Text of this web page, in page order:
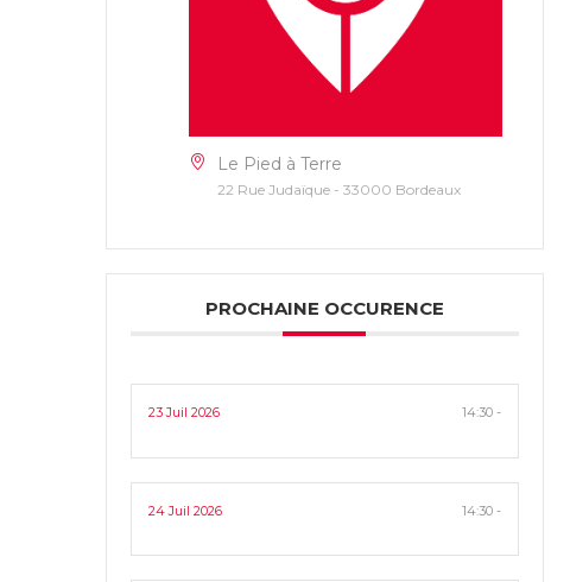
Le Pied à Terre
22 Rue Judaïque - 33000 Bordeaux
PROCHAINE OCCURENCE
23 Juil 2026 14:30 -
24 Juil 2026 14:30 -